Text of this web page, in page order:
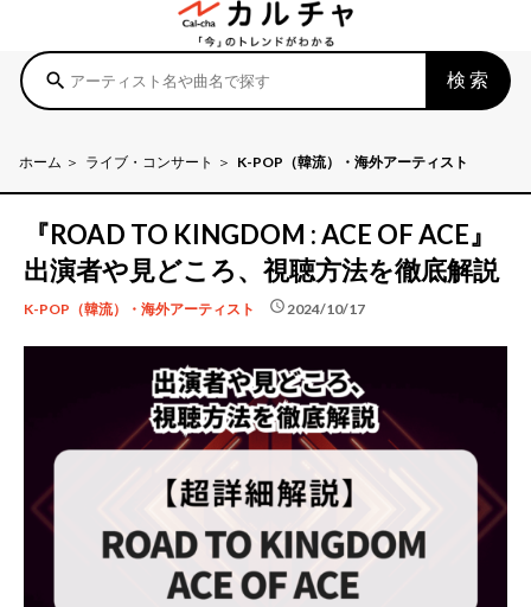
search 検索
ホーム ライブ・コンサート K-POP（韓流）・海外アーティスト
『ROAD TO KINGDOM : ACE OF ACE』
出演者や見どころ、視聴方法を徹底解説
K-POP（韓流）・海外アーティスト schedule 2024/10/17